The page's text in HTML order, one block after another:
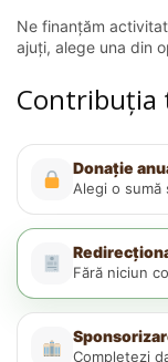
Ne finanțăm
ajuți, alege una din
Contribuția
Donație
Alegi o
Fără niciun
Completezi